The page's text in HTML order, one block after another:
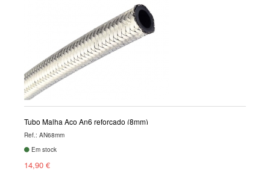
Tubo Malha Aço An6 reforçado (8mm)
Ref.: AN68mm
Em stock
14,90 €